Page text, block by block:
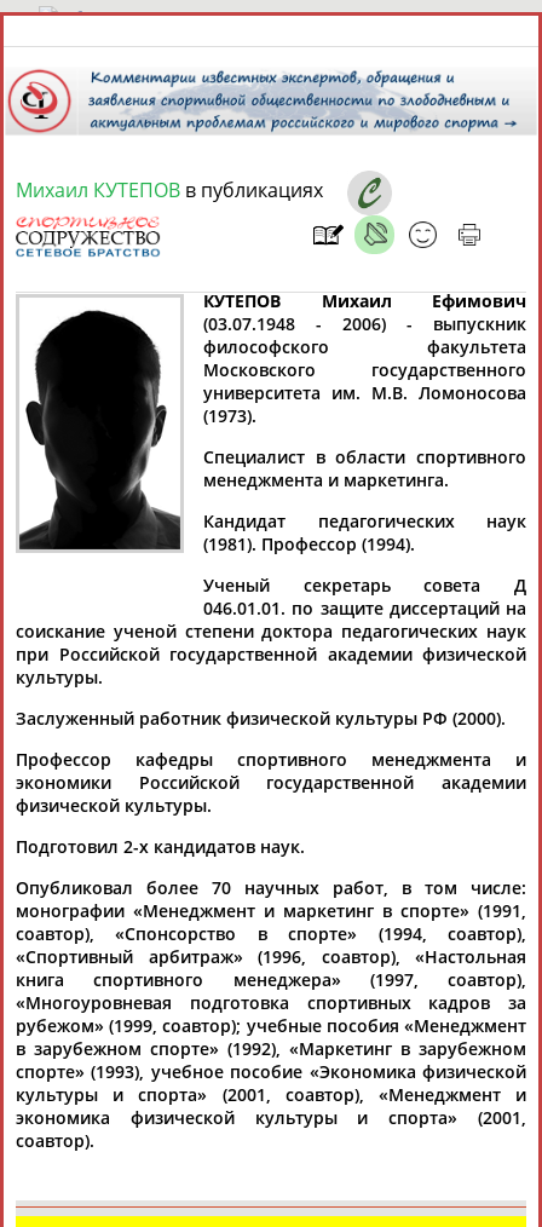
7 августа 2026 года,20:57
Найдено: 13181 Расширенный поиск
Аслаудин
АБАЕВ
Елена
АБАИМОВА
Мария
Юлия
Дмитрий
Тамилла
Рамазан
Ростом
Флюра
АББАТЕ-
БУЛАТОВА
АББЯСОВА
АБДИКАРИМОВА АБДРАХМАНОВ
Каримжан
Михаил КУТЕПОВ в публикациях
КУТЕПОВ Михаил Ефимович
(03.07.1948 - 2006) - выпускник
философского факультета
Московского государственного
университета им. М.В. Ломоносова
(1973).
Специалист в области спортивного
менеджмента и маркетинга.
Кандидат педагогических наук
(1981). Профессор (1994).
Ученый секретарь совета Д
046.01.01. по защите диссертаций на
соискание ученой степени доктора педагогических наук
при Российской государственной академии физической
культуры.
Заслуженный работник физической культуры РФ (2000).
Профессор кафедры спортивного менеджмента и
экономики Российской государственной академии
физической культуры.
Подготовил 2-х кандидатов наук.
Опубликовал более 70 научных работ, в том числе:
монографии «Менеджмент и маркетинг в спорте» (1991,
соавтор), «Спонсорство в спорте» (1994, соавтор),
«Спортивный арбитраж» (1996, соавтор), «Настольная
книга спортивного менеджера» (1997, соавтор),
«Многоуровневая подготовка спортивных кадров за
рубежом» (1999, соавтор); учебные пособия «Менеджмент
в зарубежном спорте» (1992), «Маркетинг в зарубежном
спорте» (1993), учебное пособие «Экономика физической
культуры и спорта» (2001, соавтор), «Менеджмент и
экономика физической культуры и спорта» (2001,
соавтор).